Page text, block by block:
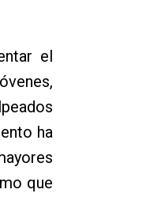
el
ha
que